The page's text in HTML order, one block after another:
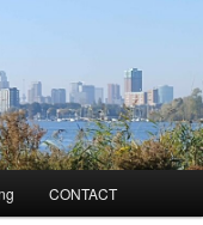
CONTACT